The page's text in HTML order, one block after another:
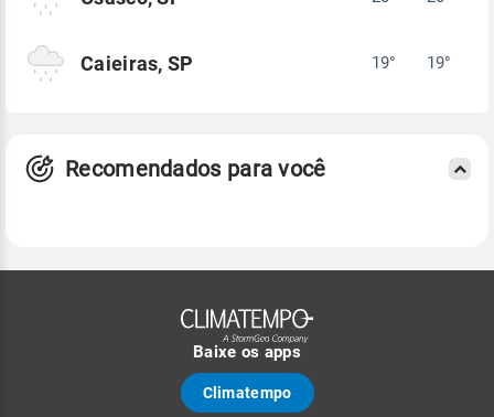
Caieiras, SP 19° 19°
Recomendados para você
Baixe os apps
Climatempo